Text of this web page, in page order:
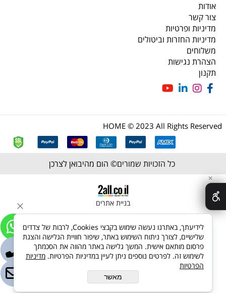
אודות
צור קשר
מדיניות ופרטיות
מדיניות החזרות וביטולים
משלוחים
הצהרת נגישות
תקנון
HOME © 2023 All Rights Reserved
כל הזכויות שמורים© הום מהיבואן לצרכן
בניית אתרים
✕
לידיעתך, באתרנו נעשה שימוש בקבצי Cookies, לרבות של צדדים
שלישיים, לצורך ניתוח השימוש באתר, שיפור חוויית הגלישה והצגת
פרסום מותאם אישית. המשך גלישה באתר מהווה את הסכמתך
לשימוש זה. לפרטים נוספים ניתן לעיין במדיניות הפרטיות. מדיניות
הפרטיות
מאשר